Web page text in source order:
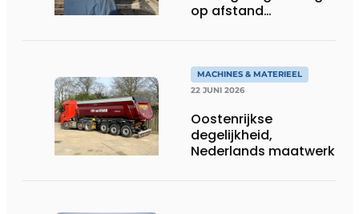
op afstand
MACHINES & MATERIEEL
22 JUNI 2026
Oostenrijkse
degelijkheid,
Nederlands maatwerk